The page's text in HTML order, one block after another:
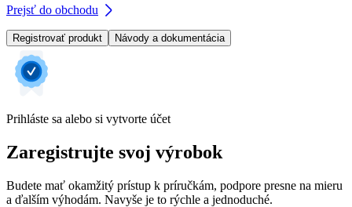
Prejsť do obchodu
Registrovať produkt Návody a dokumentácia
Prihláste sa alebo si vytvorte účet
Zaregistrujte svoj výrobok
Budete mať okamžitý prístup k príručkám, podpore presne na mieru
a ďalším výhodám. Navyše je to rýchle a jednoduché.